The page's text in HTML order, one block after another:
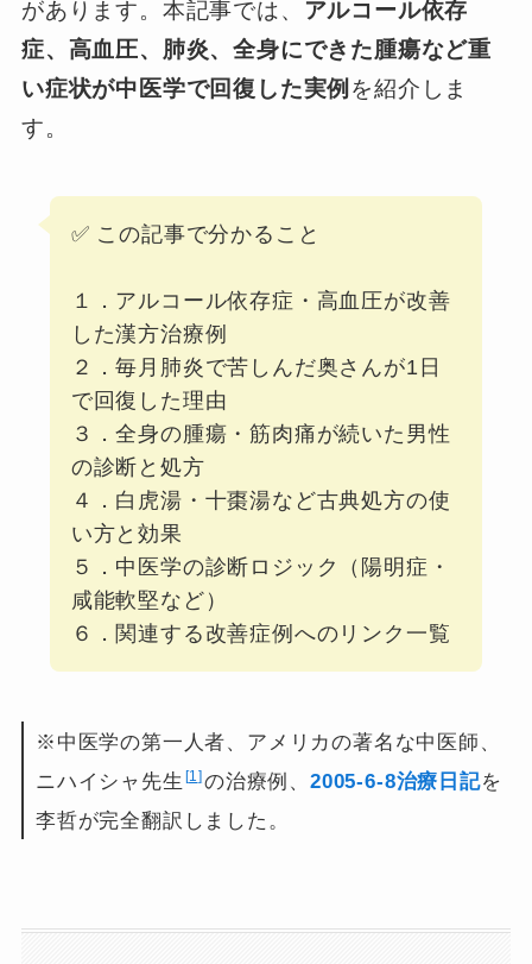
があります。本記事では、
アルコール依存
症、高血圧、肺炎、全身にできた腫瘍など重
い症状が中医学で回復した実例 を紹介しま
す。
✅ この記事で分かること
１．アルコール依存症・高血圧が改善
した漢方治療例
２．毎月肺炎で苦しんだ奥さんが1日
で回復した理由
３．全身の腫瘍・筋肉痛が続いた男性
の診断と処方
４．白虎湯・十棗湯など古典処方の使
い方と効果
５．中医学の診断ロジック（陽明症・
咸能軟堅など）
６．関連する改善症例へのリンク一覧
※中医学の第一人者、アメリカの著名な中医師、
ニハイシャ先生 1 の治療例、2005-6-8治療日記を
李哲が完全翻訳しました。